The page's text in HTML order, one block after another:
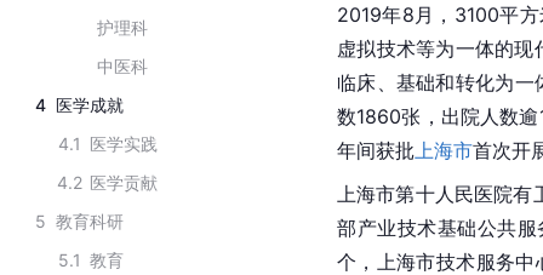
护理科
中医科
4 医学成就
4.1 医学实践
4.2 医学贡献
5 教育科研
5.1 教育
2019年8月，3100平
虚拟技术等为一体的
临床、基础和转化为一
数1860张，出院人数
年间获批 上海市首次开
上海市第十人民医院
部产业技术基础公共
个，上海市技术服务中